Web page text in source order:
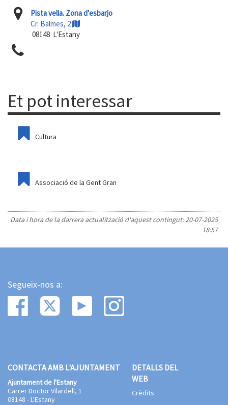
Pista vella. Zona d'esbarjo
Cr. Balmes, 2
08148 L'Estany
Et pot interessar
Cultura
Associació de la Gent Gran
Data i hora de la darrera actualització d'aquest contingut:20-07-2025
18:57
Segueix-nos a:
CONTACTA AMB L'AJUNTAMENT
Ajuntament de l'Estany
Carrer Doctor Vilardell, 1
08148 - L'Estany
DETALLS DEL
WEB
Crèdits